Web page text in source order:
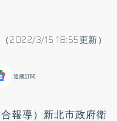
2022/3/15 18:55更新）
追蹤訂閱
報導）新北市政府衛